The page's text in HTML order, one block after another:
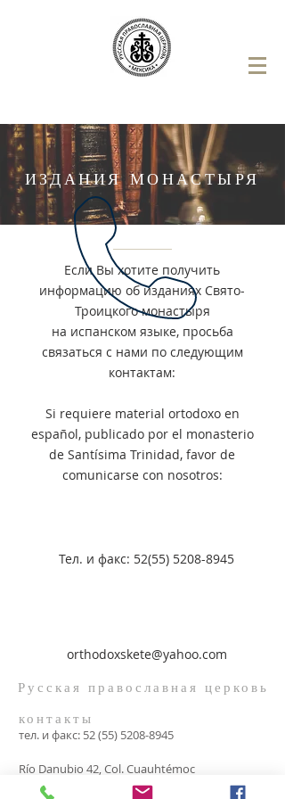
ИЗДАНИЯ МОНАСТЫРЯ
Если Вы хотите получить
информацию об изданиях Свято-
Троицкого монастыря
на испанском языке, просьба
связаться с нами по следующим
контактам:
Si requiere material ortodoxo en
español, publicado por el monasterio
de Santísima Trinidad, favor de
comunicarse con nosotros:
orthodoxskete@yahoo.com
Teл. и факс: 52(55) 5208-8945
Русская православная церковь
контакты
тел. и факс: 52 (55) 5208-8945
Río Danubio 42, Col. Cuauhtémoc
06500, Ciudad de México, México